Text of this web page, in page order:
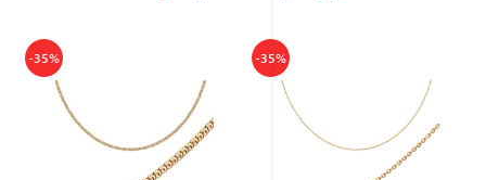
-35% -35%